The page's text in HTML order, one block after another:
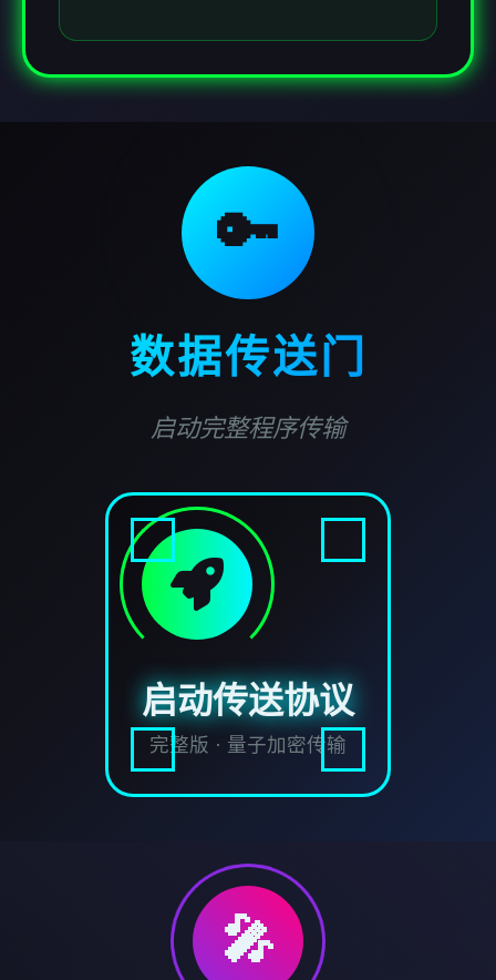
🔑
数据传送门
启动完整程序传输
启动传送协议
完整版 · 量子加密传输
🎤